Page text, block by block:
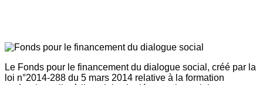
Le Fonds pour le financement du dialogue social, créé par la
loi n°2014-288 du 5 mars 2014 relative à la formation